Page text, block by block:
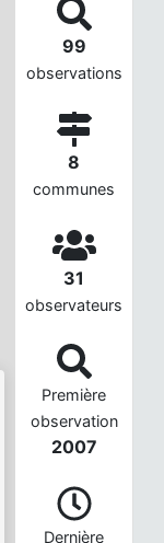
99
observations
8
communes
31
observateurs
Première
observation
2007
Dernière